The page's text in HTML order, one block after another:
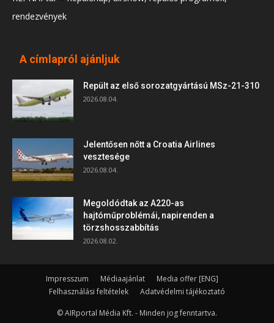
rendezvények
A címlapról ajánljuk
Repült az első sorozatgyártású MSz-21-310
2026.08.04.
Jelentősen nőtt a Croatia Airlines
vesztesége
2026.08.04.
Megoldódtak az A220-as
hajtóműproblémái, napirenden a
törzshosszabbítás
2026.08.02.
Impresszum Médiaajánlat
Media offer [ENG]
Felhasználási feltételek
Adatvédelmi tájékoztató
© AIRportal Média Kft. - Minden jog fenntartva.